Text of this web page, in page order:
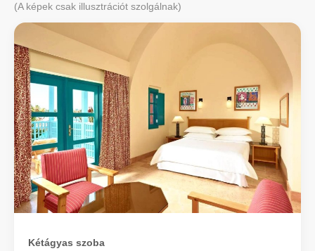
(A képek csak illusztrációt szolgálnak)
Kétágyas szoba